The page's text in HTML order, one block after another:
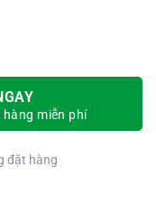
miễn phí
đặt hàng